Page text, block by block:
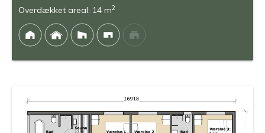
Overdækket areal: 14 m2